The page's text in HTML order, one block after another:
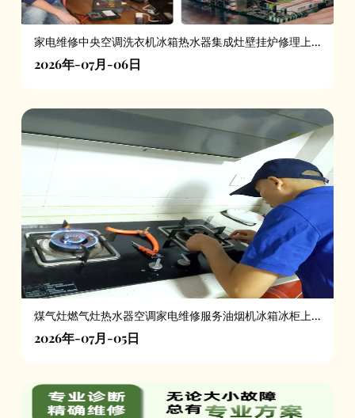
家电维修中央空调洗衣机冰箱热水器集成灶壁挂炉修理上
门服务
2026年-07月-06日
煤气灶燃气灶热水器空调家电维修服务油烟机冰箱冰柜上
门修理
2026年-07月-05日